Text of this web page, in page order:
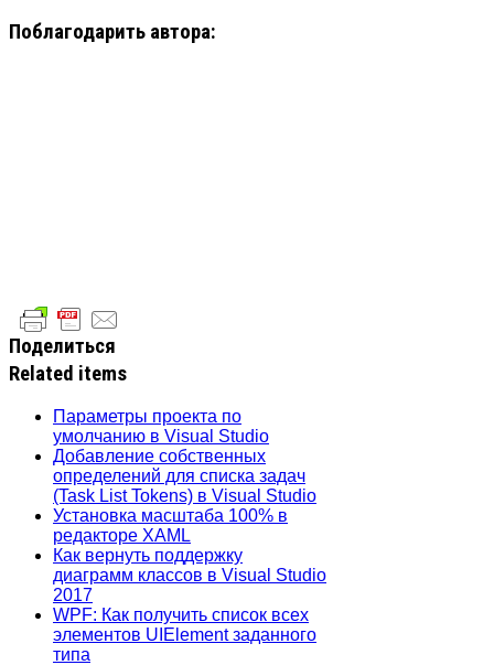
Поблагодарить автора:
Поделиться
Related items
Параметры проекта по
умолчанию в Visual Studio
Добавление собственных
определений для списка задач
(Task List Tokens) в Visual Studio
Установка масштаба 100% в
редакторе XAML
Как вернуть поддержку
диаграмм классов в Visual Studio
2017
WPF: Как получить список всех
элементов UIElement заданного
типа